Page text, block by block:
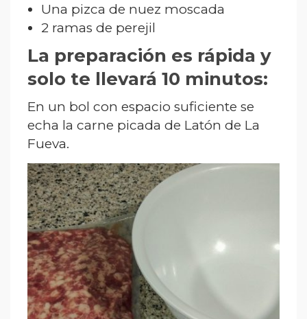
Una pizca de nuez moscada
2 ramas de perejil
La preparación es rápida y
solo te llevará 10 minutos:
En un bol con espacio suficiente se
echa la carne picada de Latón de La
Fueva.